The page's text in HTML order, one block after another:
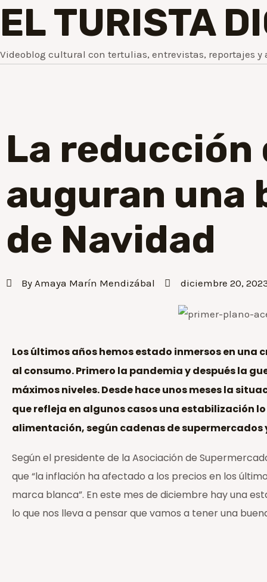
EL TURISTA
Videoblog cultural con tertulias, entrevistas, reportajes y
La reducción
auguran una
de Navidad
By Amaya Marín Mendizábal diciembre 20,
Los últimos años hemos estado inmersos en
al consumo. Primero la pandemia y después la
máximos niveles. Desde hace unos meses la
que refleja en algunos casos una estabilización
alimentación, según cadenas de supermercados
Según el presidente de la Asociación de
que “la inflación ha afectado a los precios en los
marca blanca”. En este mes de diciembre hay una
lo que nos lleva a pensar que vamos a tener una